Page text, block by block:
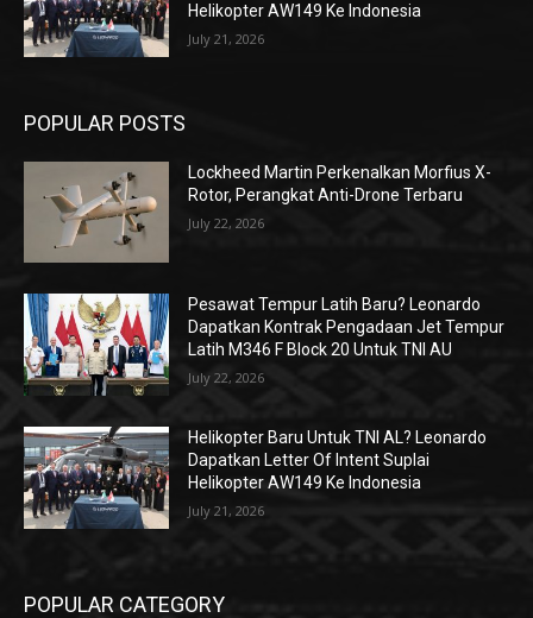
Helikopter AW149 Ke Indonesia
July 21, 2026
POPULAR POSTS
Lockheed Martin Perkenalkan Morfius X-
Rotor, Perangkat Anti-Drone Terbaru
July 22, 2026
Pesawat Tempur Latih Baru? Leonardo
Dapatkan Kontrak Pengadaan Jet Tempur
Latih M346 F Block 20 Untuk TNI AU
July 22, 2026
Helikopter Baru Untuk TNI AL? Leonardo
Dapatkan Letter Of Intent Suplai
Helikopter AW149 Ke Indonesia
July 21, 2026
POPULAR CATEGORY